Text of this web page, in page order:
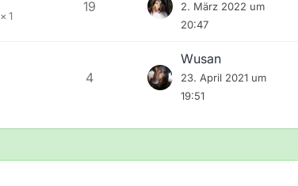
1
19
2. März 2022 um
20:47
4
Wusan
23. April 2021 um
19:51